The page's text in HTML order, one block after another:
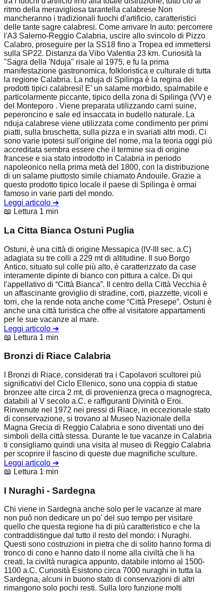
ritmo della meravigliosa tarantella calabrese Non
mancheranno i tradizionali fuochi d'artificio, caratteristici
delle tante sagre calabresi. Come arrivare In auto: percorrere
l'A3 Salerno-Reggio Calabria, uscire allo svincolo di Pizzo
Calabro, proseguire per la SS18 fino a Tropea ed immettersi
sulla SP22. Distanza da Vibo Valentia 23 km. Curiosità la
"Sagra della 'Nduja" risale al 1975, e fu la prima
manifestazione gastronomica, folkloristica e culturale di tutta
la regione Calabria. La nduja di Spilinga è la regina dei
prodotti tipici calabresi! E' un salame morbido, spalmabile e
particolarmente piccante, tipico della zona di Spilinga (VV) e
del Monteporo . Viene preparata utilizzando carni suine,
peperoncino e sale ed insaccata in budello naturale. La
nduja calabrese viene utilizzata come condimento per primi
piatti, sulla bruschetta, sulla pizza e in svariati altri modi. Ci
sono varie ipotesi sull'origine del nome, ma la teoria oggi più
accreditata sembra essere che il termine sia di origine
francese e sia stato introdotto in Calabria in periodo
napoleonico nella prima metà del 1800, con la distribuzione
di un salame piuttosto simile chiamato Andouile. Grazie a
questo prodotto tipico locale il paese di Spilinga è ormai
famoso in varie parti del mondo.
Leggi articolo ➔
📖 Lettura 1 min
La Citta Bianca Ostuni Puglia
Ostuni, è una città di origine Messapica (IV-III sec. a.C)
adagiata su tre colli a 229 mt di altitudine. Il suo Borgo
Antico, situato sul colle più alto, è caratterizzato da case
interamente dipinte di bianco con pittura a calce. Di qui
l'appellativo di “Città Bianca”. Il centro della Città Vecchia è
un affascinante groviglio di stradine, corti, piazzette, vicoli e
torri, che la rende nota anche come “Città Presepe”. Ostuni è
anche una città turistica che offre al visitatore appartamenti
per le sue vacanze al mare.
Leggi articolo ➔
📖 Lettura 1 min
Bronzi di Riace Calabria
I Bronzi di Riace, considerati tra i Capolavori scultorei più
significativi del Ciclo Ellenico, sono una coppia di statue
bronzee alte circa 2 mt, di provenienza greca o magnogreca,
databili al V secolo a.C. e raffiguranti Divinità o Eroi.
Rinvenute nel 1972 nei pressi di Riace, in eccezionale stato
di conservazione, si trovano al Museo Nazionale della
Magna Grecia di Reggio Calabria e sono diventati uno dei
simboli della città stessa. Durante le tue vacanze in Calabria
ti consigliamo quindi una visita al museo di Reggio Calabria
per scoprire il fascino di queste due magnifiche sculture.
Leggi articolo ➔
📖 Lettura 1 min
I Nuraghi - Sardegna
Chi viene in Sardegna anche solo per le vacanze al mare
non può non dedicare un po' del suo tempo per visitare
quello che questa regione ha di più caratteristico e che la
contraddistingue dal tutto il resto del mondo: i Nuraghi.
Questi sono costruzioni in pietra che di solito hanno forma di
tronco di cono e hanno dato il nome alla civiltà che li ha
creati, la civiltà nuragica appunto, databile intorno al 1500-
1100 a.C. Curiosità Esistono circa 7000 nuraghi in tutta la
Sardegna, alcuni in buono stato di conservazioni di altri
rimangono solo pochi resti. Sulla loro funzione molti